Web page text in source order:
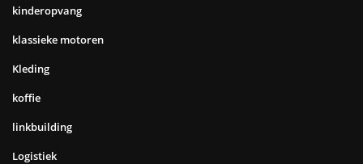
kinderopvang
klassieke motoren
Kleding
koffie
linkbuilding
Logistiek